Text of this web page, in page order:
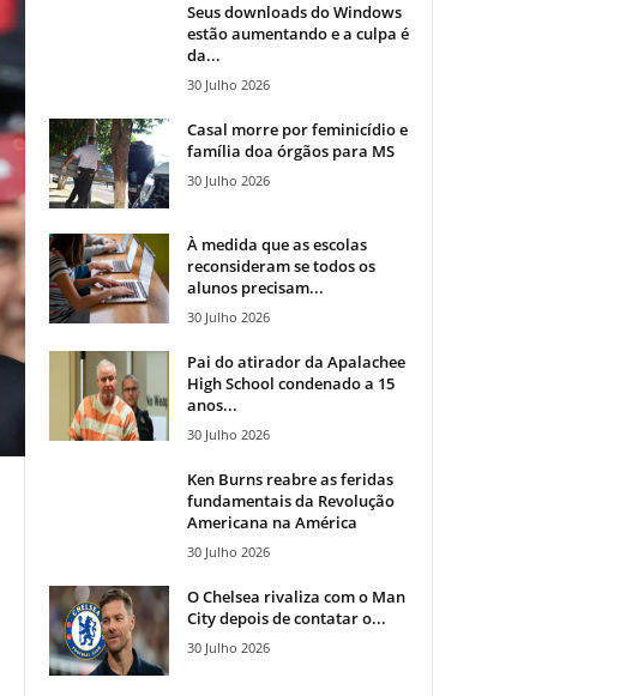
Seus downloads do Windows
estão aumentando e a culpa é
da...
30 Julho 2026
Casal morre por feminicídio e
família doa órgãos para MS
30 Julho 2026
À medida que as escolas
reconsideram se todos os
alunos precisam...
30 Julho 2026
Pai do atirador da Apalachee
High School condenado a 15
anos...
30 Julho 2026
Ken Burns reabre as feridas
fundamentais da Revolução
Americana na América
30 Julho 2026
O Chelsea rivaliza com o Man
City depois de contatar o...
30 Julho 2026